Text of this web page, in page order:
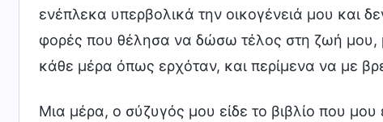
ενέπλεκα υπερβολικά την οικογένειά μου και
φορές που θέλησα να δώσω τέλος στη ζωή μου,
κάθε μέρα όπως ερχόταν, και περίμενα να με
Μια μέρα, ο σύζυγός μου είδε το βιβλίο που